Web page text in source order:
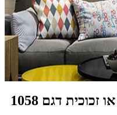
דגם 1058